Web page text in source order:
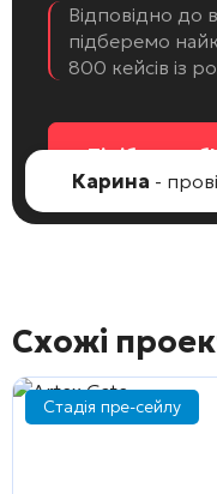
Відповідно до
підберемо
800 кейсів із
Підібрати
Карина -
Схожі
Стадія пре-сейлу